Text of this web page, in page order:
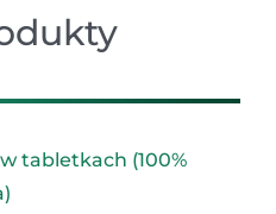
tabletkach (100%